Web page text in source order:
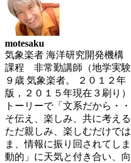
motesaku
気象楽者 海洋研究開発機
課程 非常勤講師（地学実験
９歳 気象楽者。 ２０１２
版，２０１５年現在３刷り
トーリーで「文系だから・
そ伝え、楽しみ、共に考え
ただ親しみ、楽しむだけで
ま、情報に振り回されてし
動的」に天気と付き合い、